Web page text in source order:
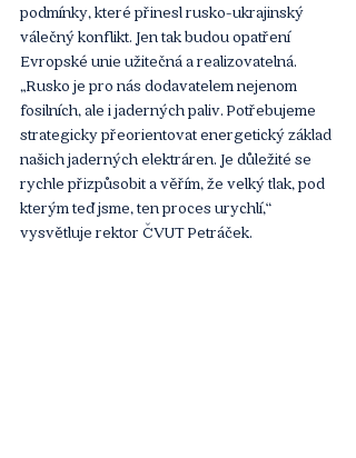
podmínky, které přinesl rusko-ukrajinský
válečný konflikt. Jen tak budou opatření
Evropské unie užitečná a realizovatelná.
„Rusko je pro nás dodavatelem nejenom
fosilních, ale i jaderných paliv. Potřebujeme
strategicky přeorientovat energetický základ
našich jaderných elektráren. Je důležité se
rychle přizpůsobit a věřím, že velký tlak, pod
kterým teď jsme, ten proces urychlí,“
vysvětluje rektor ČVUT Petráček.